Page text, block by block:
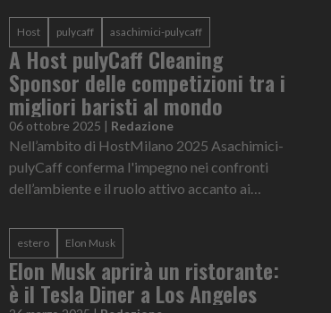
055, davanti alla Co...
Host pulycaff asachimici-pulycaff
A Host pulyCaff Cleaning
Sponsor delle competizioni tra i
migliori baristi al mondo
06 ottobre 2025 | Redazione
Nell’ambito di HostMilano 2025 Asachimici-
pulyCaff conferma l'impegno nei confronti
dell’ambiente e il ruolo attivo accanto ai
Sponsor delle competizioni t...
estero Elon Musk
Elon Musk aprirà un ristorante:
è il Tesla Diner a Los Angeles